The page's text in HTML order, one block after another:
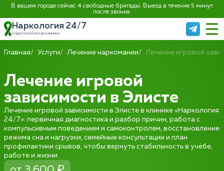
В вашем городе сейчас 4 свободные бригады. Выезд в течение 5 минут
после звонка:
Наркология 24/7
Наркологическая клиника
Главная Услуги Лечение наркомании Лечение игровой
Лечение игровой
зависимости в Элисте
Лечение игровой зависимости в Элисте в клинике «Наркология
24/7»: первичная диагностика и разбор причин, работа с
компульсивным поведением и самоконтролем, восстановление
режима сна и нагрузки, семейные консультации и план
профилактики срывов, чтобы вернуть стабильность в учёбе,
работе и жизни.